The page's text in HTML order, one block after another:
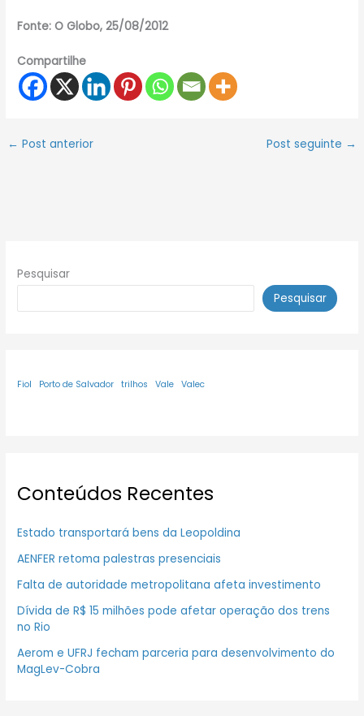
Fonte: O Globo, 25/08/2012
Compartilhe
← Post anterior Post seguinte →
Pesquisar
Pesquisar
Fiol Porto de Salvador trilhos Vale Valec
Conteúdos Recentes
Estado transportará bens da Leopoldina
AENFER retoma palestras presenciais
Falta de autoridade metropolitana afeta investimento
Dívida de R$ 15 milhões pode afetar operação dos trens
no Rio
Aerom e UFRJ fecham parceria para desenvolvimento do
MagLev-Cobra